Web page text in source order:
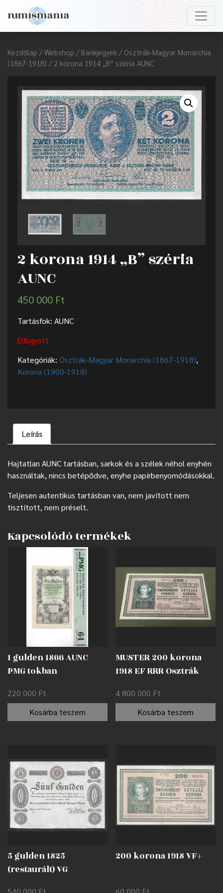
Kezdőlap / Webshop / Bankjegyek / Osztrák-Magyar Monarchia
(1867-1918) / 2 korona 1914 „B” széria AUNC
2 korona 1914 „B” széria
AUNC
450 000 Ft
Tartásfok: AUNC
Elfogyott
Kategóriák: Osztrák-Magyar Monarchia (1867-1918),
Korona (1900-1918)
Leírás
Hajtatlan AUNC tartásban, sarkok és a szélek néhol enyhén
használtak, nincs betépődve, enyhe papírbenyomódásokkal.
Teljesen autentikus tartásban van, nem javított nem
tisztított, nem préselt.
Kapcsolódó termékek
1 gulden 1866 AUNC
PMG tokban
220 000 Ft
Kosárba teszem
MUSTER 200 korona
1918 EF RRR Osztrák
emlékkiadásban
4 800 000 Ft
Kosárba teszem
5 gulden 1825
(restaurált) VG
200 korona 1918 VF+